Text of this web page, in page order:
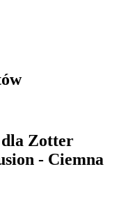
Zotter
- Ciemna